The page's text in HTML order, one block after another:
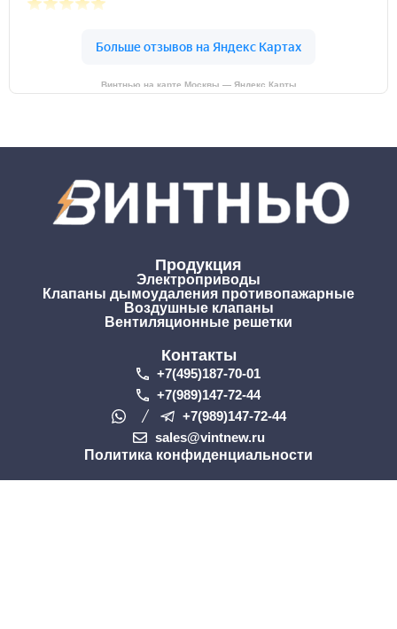
Винтнью на карте Москвы — Яндекс Карты
Продукция
Электроприводы
Клапаны дымоудаления противопажарные
Воздушные клапаны
Вентиляционные решетки
Контакты
+7(495)187-70-01
+7(989)147-72-44
+7(989)147-72-44
sales@vintnew.ru
Политика конфиденциальности